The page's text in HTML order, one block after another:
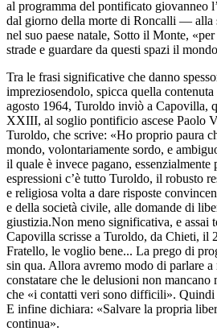
al programma del pontificato giovanneo
dal giorno della morte di Roncalli — alla
nel suo paese natale, Sotto il Monte,
strade e guardare da questi spazi il
Tra le frasi significative che danno
impreziosendolo, spicca quella
agosto 1964, Turoldo inviò a Capovilla,
XXIII, al soglio pontificio ascese Paolo
Turoldo, che scrive: «Ho proprio paura
mondo, volontariamente sordo, e
il quale è invece pagano, essenzialmente
espressioni c’è tutto Turoldo, il robusto
e religiosa volta a dare risposte
e della società civile, alle domande di
giustizia.Non meno significativa, e assai
Capovilla scrisse a Turoldo, da Chieti, il
Fratello, le voglio bene... La prego di
sin qua. Allora avremo modo di parlare a
constatare che le delusioni non
che «i contatti veri sono difficili».
E infine dichiara: «Salvare la propria
continua».